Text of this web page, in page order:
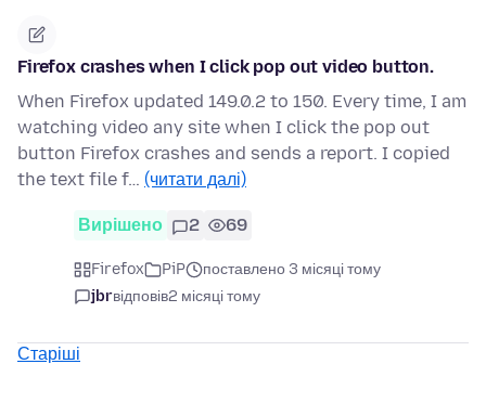
Firefox crashes when I click pop out video button.
When Firefox updated 149.0.2 to 150. Every time, I am
watching video any site when I click the pop out
button Firefox crashes and sends a report. I copied
the text file f… (читати далі)
Вирішено 2 69
Firefox PiP
поставлено 3 місяці тому
jbrвідповів2 місяці тому
Старіші